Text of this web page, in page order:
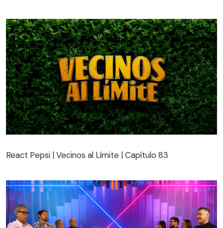
React Pepsi | Vecinos al Límite | Capítulo 83